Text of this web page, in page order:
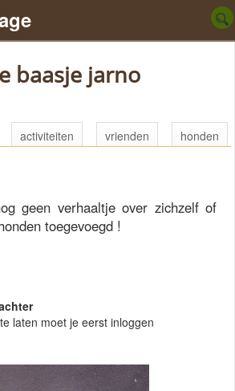
baasje jarno
activiteiten vrienden honden
geen verhaaltje over zichzelf of
toegevoegd !
laten moet je eerst inloggen